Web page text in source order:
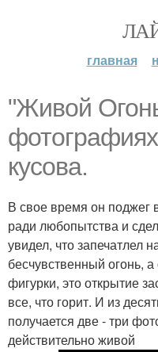
главная
"Живой
кусова.
В свое время он поджег
ради любопытства и
увидел, что запечатлел
бесчувственный
фигурки, это открытие
все, что горит. И из
получается две - три
действительно живой